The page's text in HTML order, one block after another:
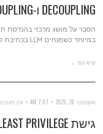
DECOUPLING ו-COUPLING בהנדסת תוכנה
הסבר על מושג מרכזי בהנדסת
במיוחד כשמנחים LLM בכתיבת קוד.
קרא עוד ←
אוקטובר 26, 2025 7:07 AM אין
גישת LEAST PRIVILEGE